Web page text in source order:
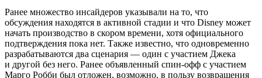
Ранее множество инсайдеров указывали на то, что
обсуждения находятся в активной стадии и что Disney может
начать производство в скором времени, хотя официального
подтверждения пока нет. Также известно, что одновременно
разрабатываются два сценария — один с участием Джека
и другой без него. Ранее объявленный спин-офф с участием
Марго Робби был отложен, возможно, в пользу возвращения